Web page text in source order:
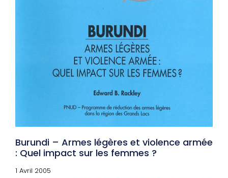
Burundi – Armes légères et violence armée
: Quel impact sur les femmes ?
1 Avril 2005